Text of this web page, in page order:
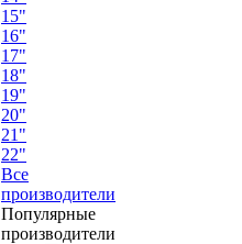
15"
16"
17"
18"
19"
20"
21"
22"
Все
производители
Популярные
производители